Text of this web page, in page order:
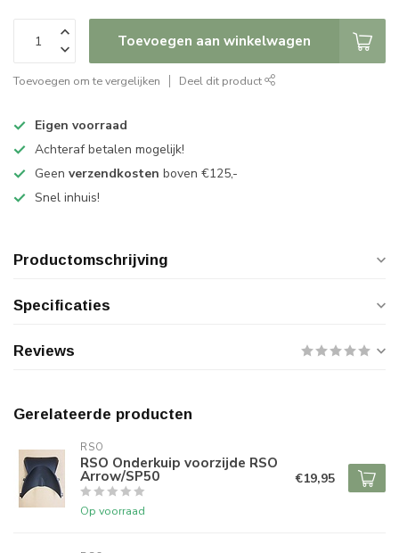
Toevoegen aan winkelwagen
Toevoegen om te vergelijken Deel dit product
Eigen voorraad
Achteraf betalen mogelijk!
Geen verzendkosten boven €125,-
Snel inhuis!
Productomschrijving
Specificaties
Reviews
Gerelateerde producten
RSO
RSO Onderkuip voorzijde RSO
Arrow/SP50
Op voorraad
€19,95